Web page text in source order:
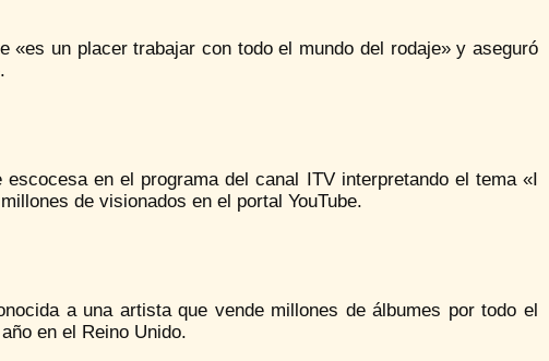
un placer trabajar con todo el mundo del rodaje» y aseguró
en el programa del canal ITV interpretando el tema «I
de visionados en el portal YouTube.
a una artista que vende millones de álbumes por todo el
en el Reino Unido.